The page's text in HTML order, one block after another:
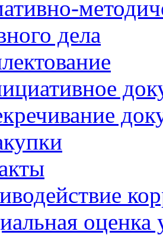
дела
оценка